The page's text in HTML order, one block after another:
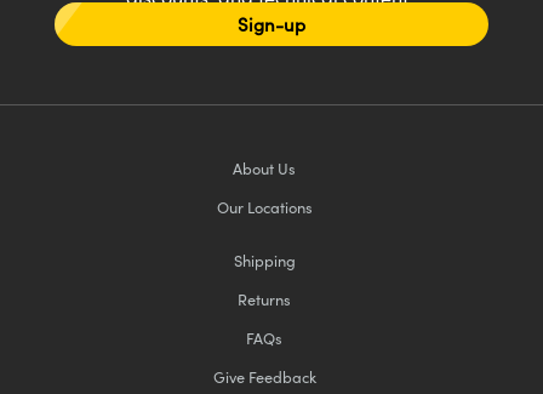
Sign-up
About Us
Our Locations
Shipping
Returns
FAQs
Give Feedback